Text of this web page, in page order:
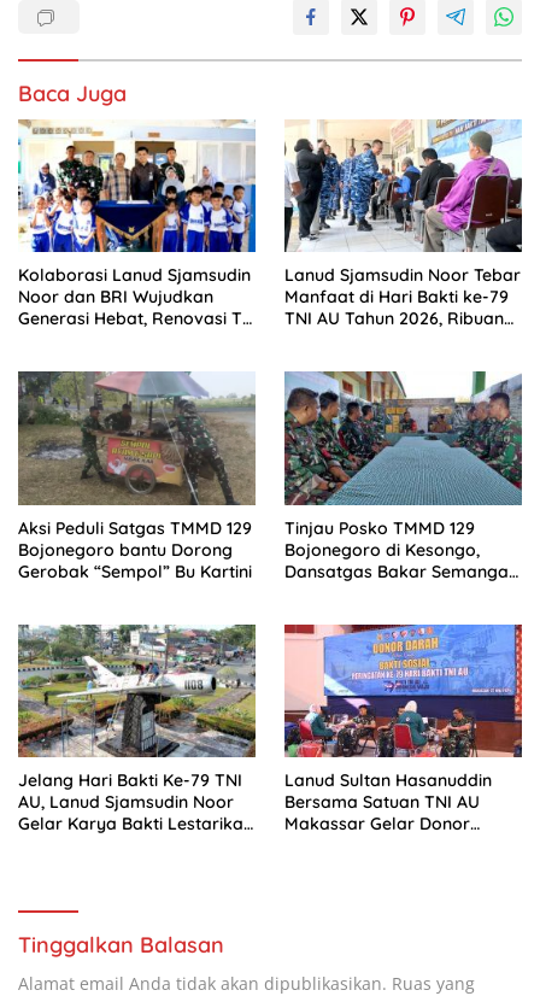
Baca Juga
Kolaborasi Lanud Sjamsudin
Noor dan BRI Wujudkan
Generasi Hebat, Renovasi TK
Anak
Lanud Sjamsudin Noor Tebar
Manfaat di Hari Bakti ke-79
TNI AU Tahun 2026, Ribuan
dan Bazar UMKM Murah
Aksi Peduli Satgas TMMD 129
Bojonegoro bantu Dorong
Gerobak “Sempol” Bu Kartini
Tinjau Posko TMMD 129
Bojonegoro di Kesongo,
Dansatgas Bakar Semangat
Jelang Hari Bakti Ke-79 TNI
AU, Lanud Sjamsudin Noor
Gelar Karya Bakti Lestarikan
Lanud Sultan Hasanuddin
Bersama Satuan TNI AU
Makassar Gelar Donor
Tinggalkan Balasan
Alamat email Anda tidak akan dipublikasikan. Ruas yang